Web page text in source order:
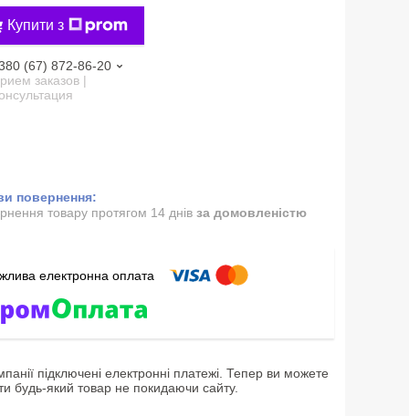
Купити з
(67) 872-86-20
заказов |
товару протягом 14 днів за домовленістю
підключені електронні платежі. Тепер ви можете
будь-який товар не покидаючи сайту.